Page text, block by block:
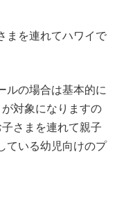
まを連れてハワイで
ルの場合は基本的に
対象になりますの
さまを連れて親子
ている幼児向けのプ